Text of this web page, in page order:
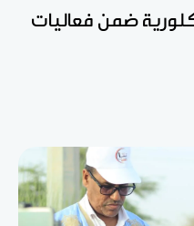
ضمن فعاليات